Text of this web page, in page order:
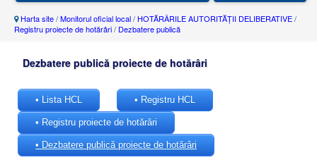
Harta site/Monitorul oficial local/ HOTĂRÂRILE AUTORITĂȚII DELIBERATIVE/
Registru proiecte de hotărâri/ Dezbatere publică
Dezbatere publică proiecte de hotărâri
• Lista HCL • Registru HCL
• Registru proiecte de hotărâri
• Dezbatere publică proiecte de hotărâri